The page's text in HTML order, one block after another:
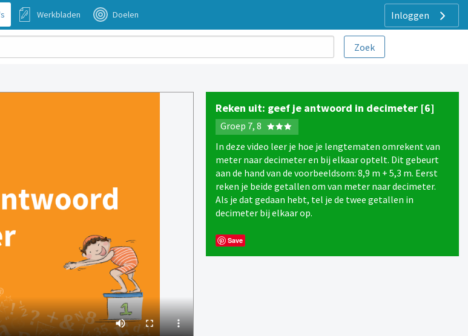
Inloggen
Werkbladen Doelen
Reken uit: geef je antwoord in decimeter [6]
Groep 7, 8
In deze video leer je hoe je lengtematen omrekent van
meter naar decimeter en bij elkaar optelt. Dit gebeurt
aan de hand van de voorbeeldsom: 8,9 m + 5,3 m. Eerst
reken je beide getallen om van meter naar decimeter.
Als je dat gedaan hebt, tel je de twee getallen in
decimeter bij elkaar op.
Save